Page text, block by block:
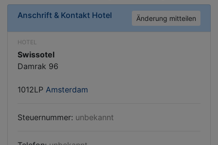
Anschrift & Kontakt Hotel Änderung mitteilen
HOTEL
Swissotel
Damrak 96
1012LP Amsterdam
Steuernummer: unbekannt